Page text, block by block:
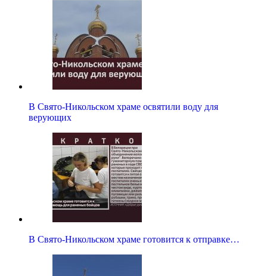
В Свято-Никольском храме освятили воду для
верующих
В Свято-Никольском храме готовится к отправке…